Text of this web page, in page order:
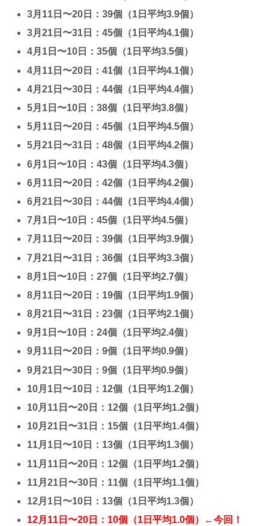
3月11日〜20日：39個（1日平均3.9個）
3月21日〜31日：45個（1日平均4.1個）
4月1日〜10日：35個（1日平均3.5個）
4月11日〜20日：41個（1日平均4.1個）
4月21日〜30日：44個（1日平均4.4個）
5月1日〜10日：38個（1日平均3.8個）
5月11日〜20日：45個（1日平均4.5個）
5月21日〜31日：48個（1日平均4.2個）
6月1日〜10日：43個（1日平均4.3個）
6月11日〜20日：42個（1日平均4.2個）
6月21日〜30日：44個（1日平均4.4個）
7月1日〜10日：45個（1日平均4.5個）
7月11日〜20日：39個（1日平均3.9個）
7月21日〜31日：36個（1日平均3.3個）
8月1日〜10日：27個（1日平均2.7個）
8月11日〜20日：19個（1日平均1.9個）
8月21日〜31日：23個（1日平均2.1個）
9月1日〜10日：24個（1日平均2.4個）
9月11日〜20日：9個（1日平均0.9個）
9月21日〜30日：9個（1日平均0.9個）
10月1日〜10日：12個（1日平均1.2個）
10月11日〜20日：12個（1日平均1.2個）
10月21日〜31日：15個（1日平均1.4個）
11月1日〜10日：13個（1日平均1.3個）
11月11日〜20日：12個（1日平均1.2個）
11月21日〜30日：11個（1日平均1.1個）
12月1日〜10日：13個（1日平均1.3個）
12月11日〜20日：10個（1日平均1.0個）←今回！